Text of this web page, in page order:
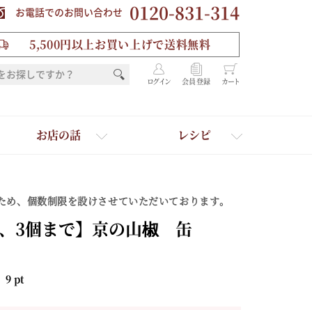
お電話でのお問い合わせ 0120-831-314
5,500円以上お買い上げで送料無料
ログイン 会員登録 カート
お店の話 レシピ
め、個数制限を設けさせていただいております。
、3個まで】京の山椒 缶
9 pt